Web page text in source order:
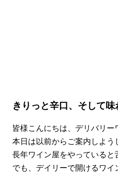
きりっと辛口、そして
皆様こんにちは、デリバリー
本日は以前からご案内しよう
長年ワイン屋をやっている
でも、デイリーで開けるワイ